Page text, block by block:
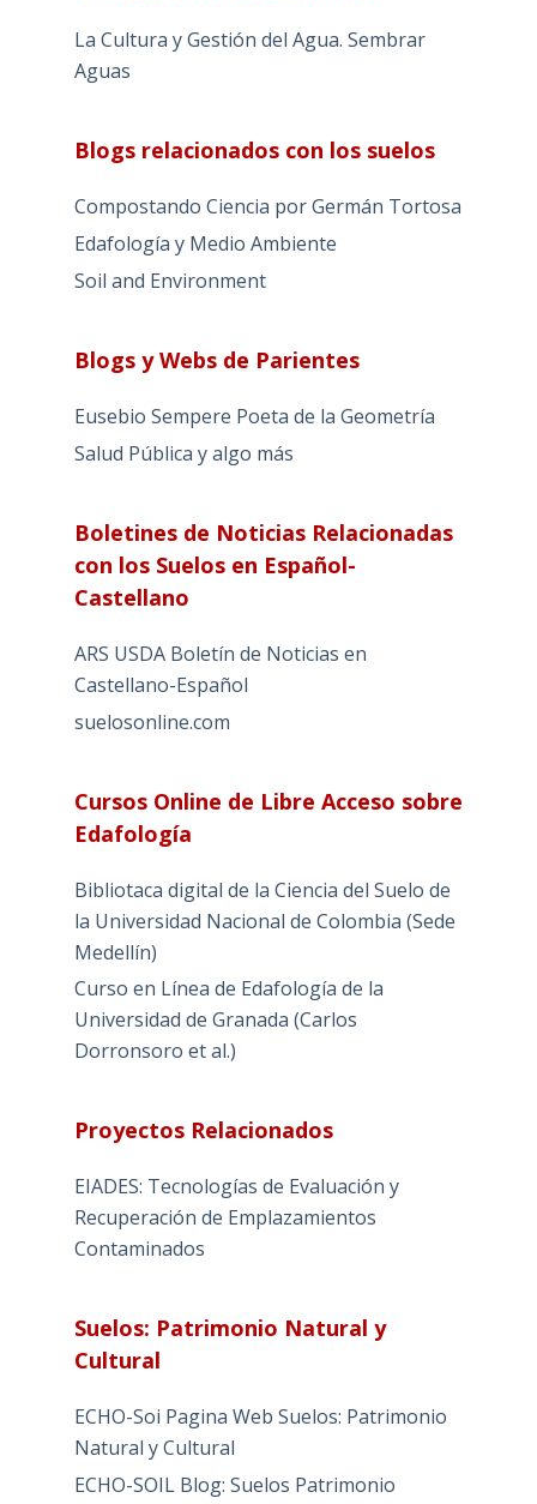
La Cultura y Gestión del Agua. Sembrar
Aguas
Blogs relacionados con los suelos
Compostando Ciencia por Germán Tortosa
Edafología y Medio Ambiente
Soil and Environment
Blogs y Webs de Parientes
Eusebio Sempere Poeta de la Geometría
Salud Pública y algo más
Boletines de Noticias Relacionadas
con los Suelos en Español-
Castellano
ARS USDA Boletín de Noticias en
Castellano-Español
suelosonline.com
Cursos Online de Libre Acceso sobre
Edafología
Bibliotaca digital de la Ciencia del Suelo de
la Universidad Nacional de Colombia (Sede
Medellín)
Curso en Línea de Edafología de la
Universidad de Granada (Carlos
Dorronsoro et al.)
Proyectos Relacionados
EIADES: Tecnologías de Evaluación y
Recuperación de Emplazamientos
Contaminados
Suelos: Patrimonio Natural y
Cultural
ECHO-Soi Pagina Web Suelos: Patrimonio
Natural y Cultural
ECHO-SOIL Blog: Suelos Patrimonio